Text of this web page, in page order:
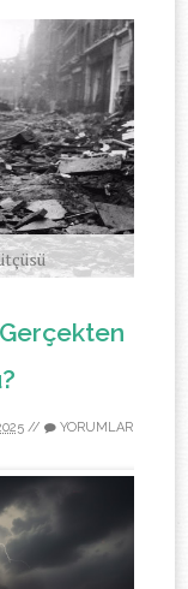
daddy
// YORUMLAR